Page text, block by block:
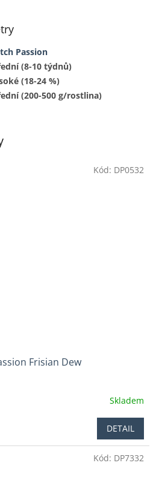
Frisian Dew
Skladem
DETAIL
Kód: DP0532
Kód: DP7332
Passion
(8-10 týdnů)
(18-24 %)
(200-500 g/rostlina)